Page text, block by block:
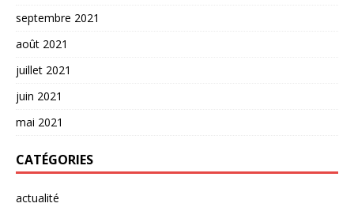
septembre 2021
août 2021
juillet 2021
juin 2021
mai 2021
CATÉGORIES
actualité